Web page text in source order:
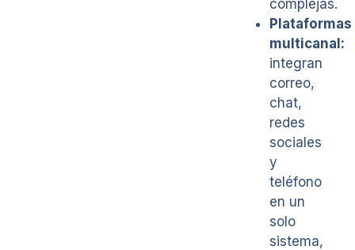
complejas.
Plataformas
multicanal:
integran
correo,
chat,
redes
sociales
y
teléfono
en un
solo
sistema,